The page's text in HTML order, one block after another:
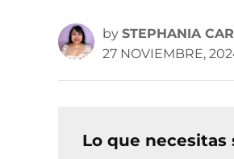
by STEPHANIA
27 NOVIEMBRE,
Lo que necesitas